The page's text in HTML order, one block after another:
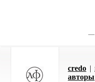
credo |
авторы